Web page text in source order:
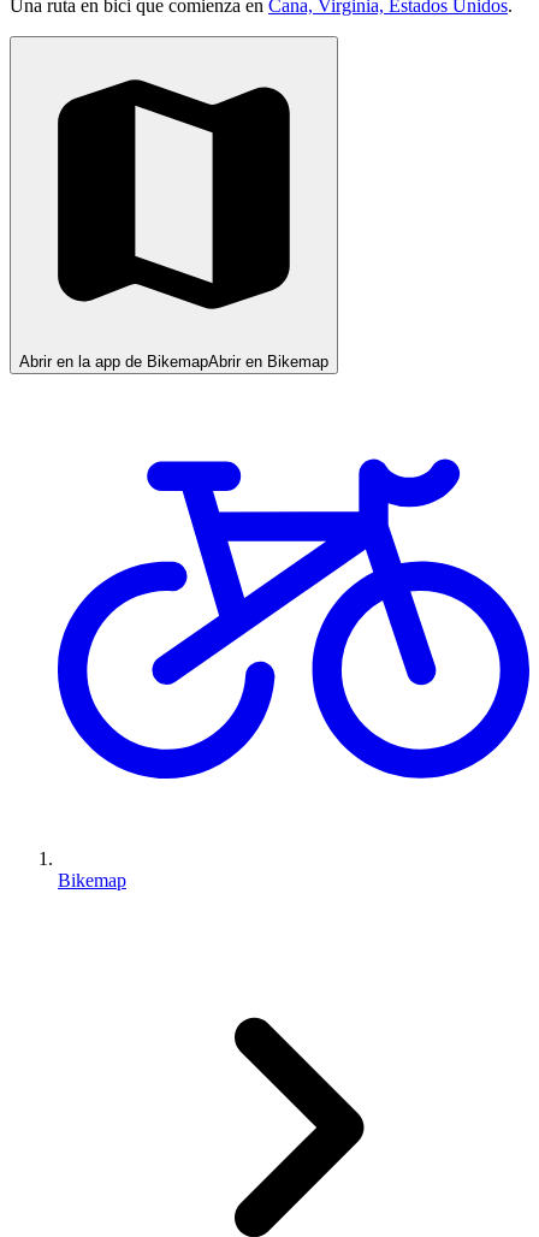
Una ruta en bici que comienza en Cana, Virginia, Estados Unidos.
Abrir en la app de BikemapAbrir en Bikemap
Bikemap